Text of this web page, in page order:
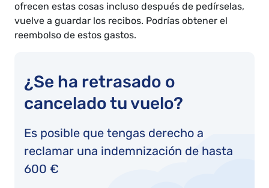
ofrecen estas cosas incluso después de pedírselas,
vuelve a guardar los recibos. Podrías obtener el
reembolso de estos gastos.
¿Se ha retrasado o
cancelado tu vuelo?
Es posible que tengas derecho a
reclamar una indemnización de hasta
600 €